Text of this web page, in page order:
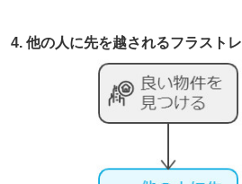
4. 他の人に先を越されるフラスト